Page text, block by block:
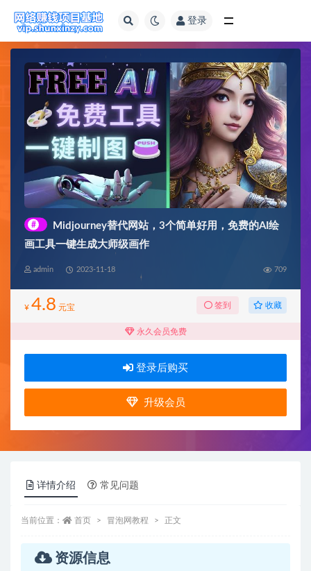
登录
#
Midjourney替代网站，3个简单好用，免费的AI绘
画工具一键生成大师级画作
admin 2023-11-18 709
¥ 4.8 元宝 签到 收藏
永久会员免费
登录后购买
升级会员
详情介绍 常见问题
当前位置： 首页 冒泡网教程 正文
资源信息